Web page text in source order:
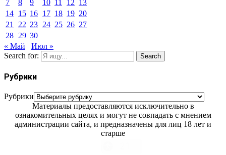
7
8 9 10 11 12 13
14 15 16 17 18 19 20
21
22 23 24 25 26 27
28 29 30
« Май
Июл »
Search for:
Search
Рубрики
Рубрики
Материалы предоставляются исключительно в
ознакомительных целях и могут не совпадать с мнением
администрации сайта, и предназначены для лиц 18 лет и
старше